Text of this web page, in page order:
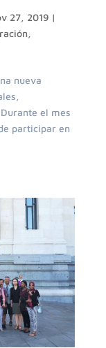
27, 2019|
,
nueva
el mes
participar en